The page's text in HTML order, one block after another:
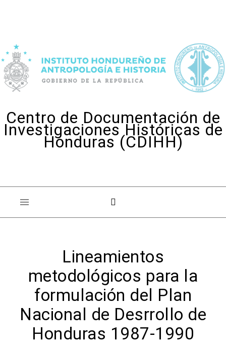
Centro de Documentación de
Investigaciones Históricas de
Honduras (CDIHH)
Lineamientos
metodológicos para la
formulación del Plan
Nacional de Desrrollo de
Honduras 1987-1990